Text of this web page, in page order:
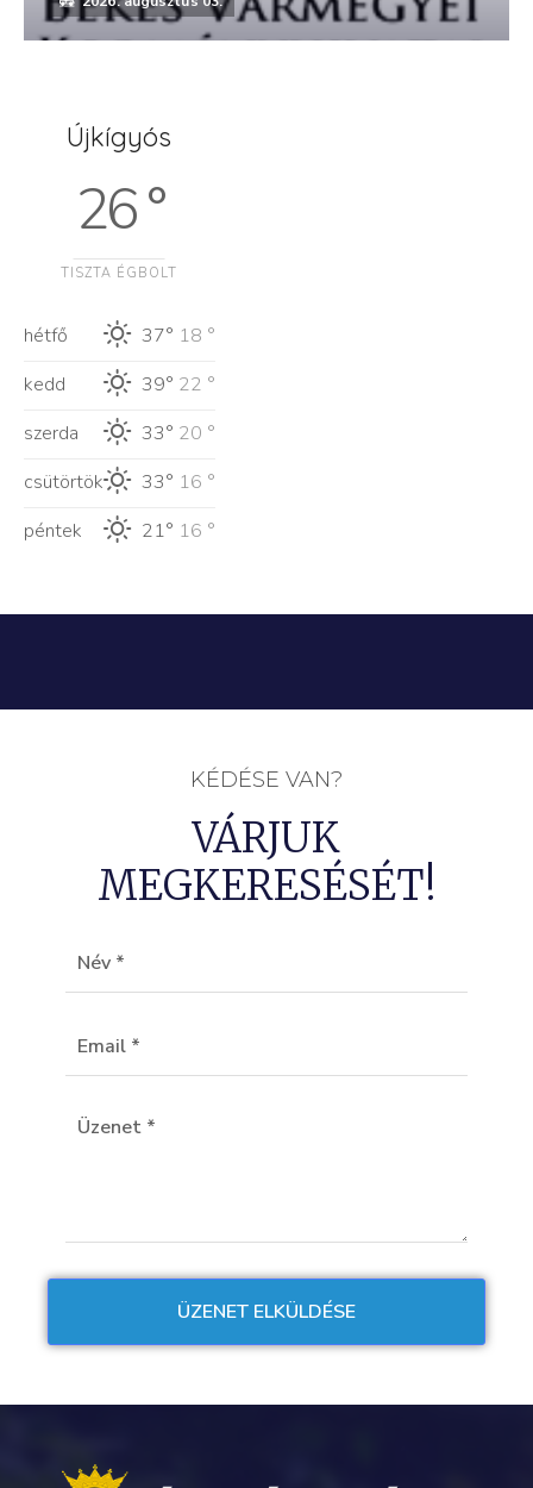
Újkígyós
26 °
TISZTA ÉGBOLT
hétfő 37° 18 °
kedd
39° 22 °
szerda
33° 20 °
csütörtök
33° 16 °
péntek
21° 16 °
KÉDÉSE VAN?
VÁRJUK
MEGKERESÉSÉT!